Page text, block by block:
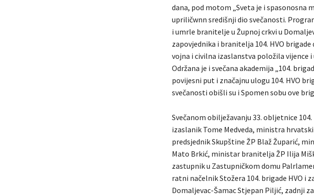
dana, pod motom „Sveta je i spasonosna
upriličwnn središnji dio svečanosti.
i umrle branitelje u Župnoj crkvi u
zapovjednika i branitelja 104. HVO
vojna i civilna izaslanstva položila vijence
Održana je i svečana akademija „104.
povijesni put i značajnu ulogu 104. HVO
svečanosti obišli su i Spomen sobu ove
Svečanom obilježavanju 33. obljetnice
izaslanik Tome Medveda, ministra
predsjednik Skupštine ŽP Blaž Župarić,
Mato Brkić, ministar branitelja ŽP Ilija
zastupnik u Zastupničkom domu
ratni načelnik Stožera 104. brigade HVO i
Domaljevac-Šamac Stjepan Piljić, zadnji